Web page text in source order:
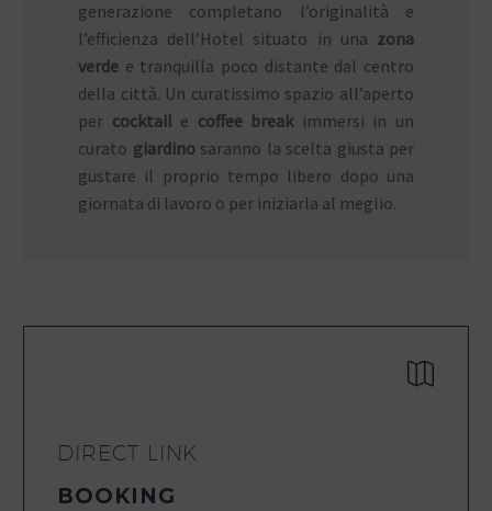
generazione completano l’originalità e
l’efficienza dell’Hotel situato in una zona
verde e tranquilla poco distante dal centro
della città. Un curatissimo spazio all’aperto
per cocktail e coffee breakimmersi in un
curato giardinosaranno la scelta giusta per
gustare il proprio tempo libero dopo una
giornata di lavoro o per iniziarla al meglio.


DIRECT LINK
BOOKING